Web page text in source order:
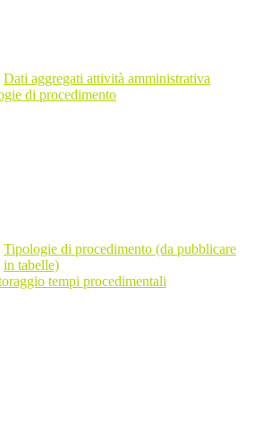
Dati aggregati attività amministrativa
di procedimento
Tipologie di procedimento (da pubblicare
in tabelle)
tempi procedimentali